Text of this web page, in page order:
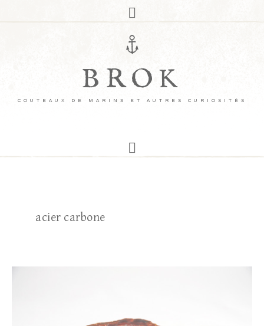
BROK
COUTEAUX DE MARINS ET AUTRES CURIOSITÉS
acier carbone